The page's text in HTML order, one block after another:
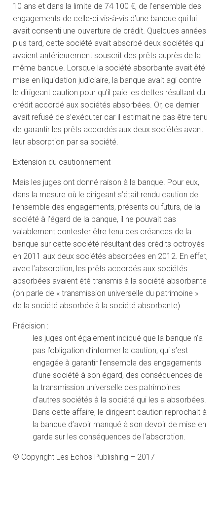
10 ans et dans la limite de 74 100 €, de l’ensemble des
engagements de celle-ci vis-à-vis d’une banque qui lui
avait consenti une ouverture de crédit. Quelques années
plus tard, cette société avait absorbé deux sociétés qui
avaient antérieurement souscrit des prêts auprès de la
même banque. Lorsque la société absorbante avait été
mise en liquidation judiciaire, la banque avait agi contre
le dirigeant caution pour qu’il paie les dettes résultant du
crédit accordé aux sociétés absorbées. Or, ce dernier
avait refusé de s’exécuter car il estimait ne pas être tenu
de garantir les prêts accordés aux deux sociétés avant
leur absorption par sa société.
Extension du cautionnement
Mais les juges ont donné raison à la banque. Pour eux,
dans la mesure où le dirigeant s’était rendu caution de
l’ensemble des engagements, présents ou futurs, de la
société à l’égard de la banque, il ne pouvait pas
valablement contester être tenu des créances de la
banque sur cette société résultant des crédits octroyés
en 2011 aux deux sociétés absorbées en 2012. En effet,
avec l’absorption, les prêts accordés aux sociétés
absorbées avaient été transmis à la société absorbante
(on parle de « transmission universelle du patrimoine »
de la société absorbée à la société absorbante).
Précision :
les juges ont également indiqué que la banque n’a
pas l’obligation d’informer la caution, qui s’est
engagée à garantir l’ensemble des engagements
d’une société à son égard, des conséquences de
la transmission universelle des patrimoines
d’autres sociétés à la société qui les a absorbées.
Dans cette affaire, le dirigeant caution reprochait à
la banque d’avoir manqué à son devoir de mise en
garde sur les conséquences de l’absorption.
© Copyright Les Echos Publishing – 2017